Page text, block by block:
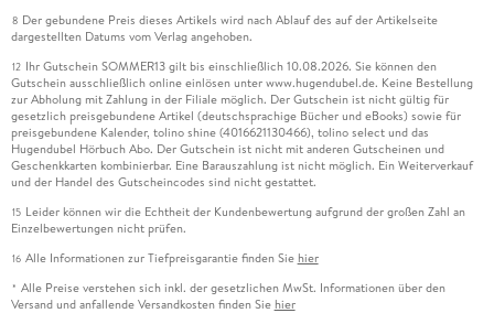
8 Der gebundene Preis dieses Artikels wird nach Ablauf des auf der Artikelseite
dargestellten Datums vom Verlag angehoben.
12 Ihr Gutschein SOMMER13 gilt bis einschließlich 10.08.2026. Sie können den
Gutschein ausschließlich online einlösen unter www.hugendubel.de. Keine Bestellung
zur Abholung mit Zahlung in der Filiale möglich. Der Gutschein ist nicht gültig für
gesetzlich preisgebundene Artikel (deutschsprachige Bücher und eBooks) sowie für
preisgebundene Kalender, tolino shine (4016621130466), tolino select und das
Hugendubel Hörbuch Abo. Der Gutschein ist nicht mit anderen Gutscheinen und
Geschenkkarten kombinierbar. Eine Barauszahlung ist nicht möglich. Ein Weiterverkauf
und der Handel des Gutscheincodes sind nicht gestattet.
15 Leider können wir die Echtheit der Kundenbewertung aufgrund der großen Zahl an
Einzelbewertungen nicht prüfen.
16 Alle Informationen zur Tiefpreisgarantie finden Sie hier
* Alle Preise verstehen sich inkl. der gesetzlichen MwSt. Informationen über den
Versand und anfallende Versandkosten finden Sie hier